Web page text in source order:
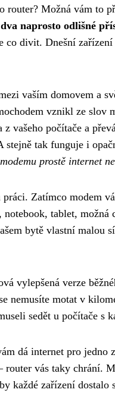
router? Možná vám to
naprosto odlišné
co divit. Dnešní
vaším domovem a
vznikl ze slov
vašeho počítače a
stejně tak funguje i
prostě internet
Zatímco modem
tablet,
bytě vlastní
vylepšená verze
nemusíte motat v
sedět u počítače s
dá internet pro
router vás taky chrání.
každé zařízení